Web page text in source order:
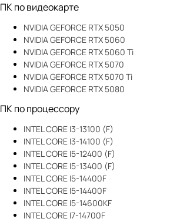
ПК по видеокарте
NVIDIA GEFORCE RTX 5050
NVIDIA GEFORCE RTX 5060
NVIDIA GEFORCE RTX 5060 Ti
NVIDIA GEFORCE RTX 5070
NVIDIA GEFORCE RTX 5070 Ti
NVIDIA GEFORCE RTX 5080
ПК по процессору
INTEL CORE I3-13100 (F)
INTEL CORE I3-14100 (F)
INTEL CORE I5-12400 (F)
INTEL CORE I5-13400 (F)
INTEL CORE I5-14400F
INTEL CORE I5-14400F
INTEL CORE I5-14600KF
INTEL CORE I7-14700F